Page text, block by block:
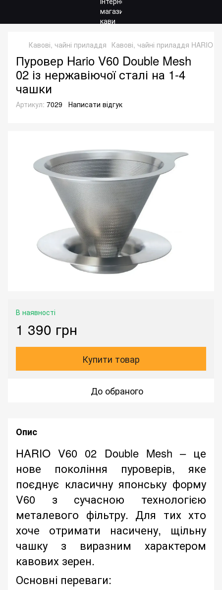
Кавові, чайні приладдя Кавові, чайні приладдя HARIO
Пуровер Hario V60 Double Mesh
02 із нержавіючої сталі на 1-4
чашки
Артикул: 7029 Написати відгук
В наявності
1 390 грн
Купити товар
До обраного
Опис
HARIO V60 02 Double Mesh – це
нове покоління пуроверів, яке
поєднує класичну японську форму
V60 з сучасною технологією
металевого фільтру. Для тих хто
хоче отримати насичену, щільну
чашку з виразним характером
кавових зерен.
Основні переваги: